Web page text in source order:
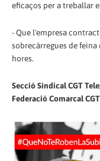
eficaços per a treballar
- Que l'empresa
sobrecàrregues de
hores.
Secció Sindical CGT
Federació Comarcal